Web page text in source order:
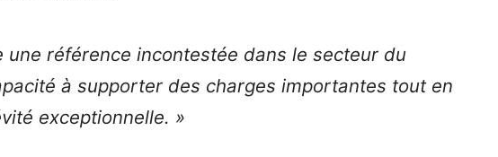
une référence incontestée dans le secteur du
à supporter des charges importantes tout en
exceptionnelle. »